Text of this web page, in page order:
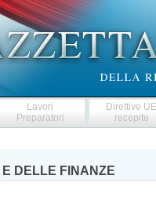
Lavori
Preparatori
Direttive
recepite
DELLE FINANZE